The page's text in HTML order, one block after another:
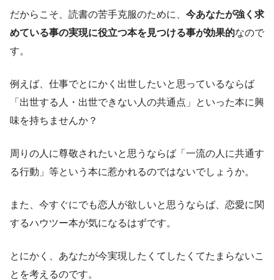
だからこそ、読書の苦手克服のために、 今あなたが強く求
めている事の実現に役立つ本を見つける事が効果的なので
す。
例えば、仕事でとにかく出世したいと思っているならば
「出世する人・出世できない人の共通点」といった本に興
味を持ちませんか？
周りの人に尊敬されたいと思うならば「一流の人に共通す
る行動」等という本に惹かれるのではないでしょうか。
また、今すぐにでも恋人が欲しいと思うならば、恋愛に関
するハウツー本が気になるはずです。
とにかく、あなたが今実現したくてしたくてたまらないこ
とを考えるのです。